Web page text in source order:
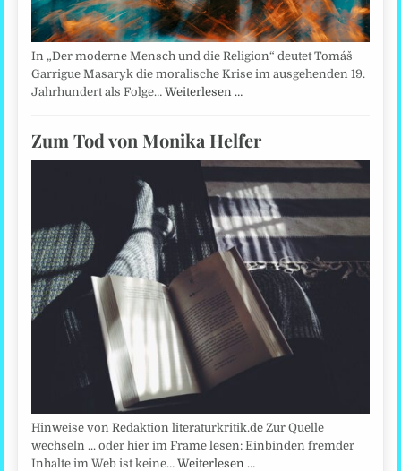
In „Der moderne Mensch und die Religion“ deutet Tomáš
Garrigue Masaryk die moralische Krise im ausgehenden 19.
Jahrhundert als Folge…Weiterlesen …
Zum Tod von Monika Helfer
Hinweise von Redaktion literaturkritik.de Zur Quelle
wechseln ... oder hier im Frame lesen: Einbinden fremder
Inhalte im Web ist keine…Weiterlesen …